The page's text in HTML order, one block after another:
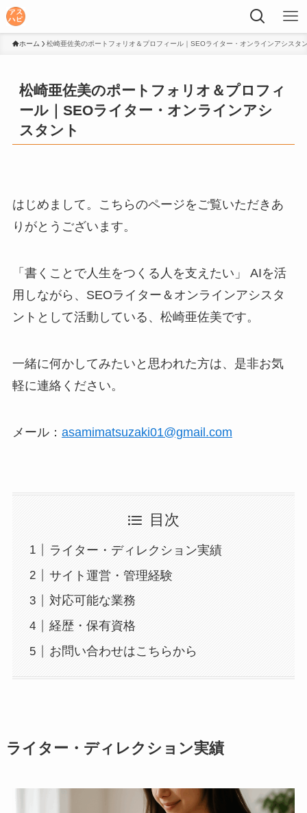
ホーム 松崎亜佐美のポートフォリオ＆プロフィール｜SEOライター・オンラインアシスタ
松崎亜佐美のポートフォリオ＆プロフィ
ール｜SEOライター・オンラインアシ
スタント
はじめまして。こちらのページをご覧いただきあ
りがとうございます。
「書くことで人生をつくる人を支えたい」 AIを活
用しながら、SEOライター＆オンラインアシスタ
ントとして活動している、松崎亜佐美です。
一緒に何かしてみたいと思われた方は、是非お気
軽に連絡ください。
メール： asamimatsuzaki01@gmail.com
目次
ライター・ディレクション実績
サイト運営・管理経験
対応可能な業務
経歴・保有資格
お問い合わせはこちらから
ライター・ディレクション実績